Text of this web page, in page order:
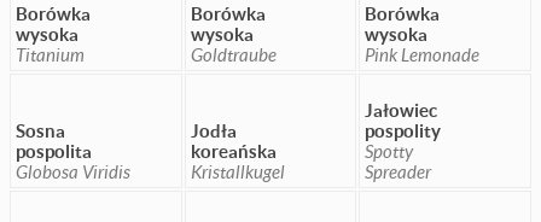
Borówka
wysoka
Titanium
Borówka
wysoka
Goldtraube
Borówka
wysoka
Pink Lemonade
Sosna
pospolita
Globosa Viridis
Jodła
koreańska
Kristallkugel
Jałowiec
pospolity
Spotty
Spreader